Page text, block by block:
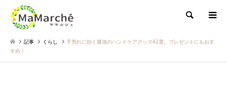
検索
記事 くらし
手荒れに効く最強のハンドケアグッズ42選。プレゼントにもおす
すめ！